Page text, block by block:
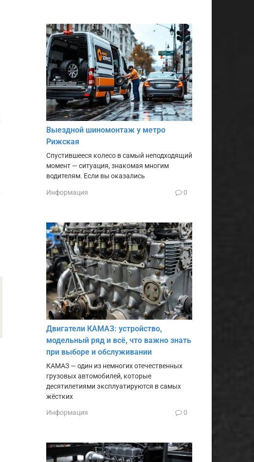
Выездной шиномонтаж у метро
Рижская
Спустившееся колесо в самый неподходящий
момент — ситуация, знакомая многим
водителям. Если вы оказались
Информация 0
Двигатели КАМАЗ: устройство,
модельный ряд и всё, что важно знать
при выборе и обслуживании
КАМАЗ — один из немногих отечественных
грузовых автомобилей, которые
десятилетиями эксплуатируются в самых
жёстких
Информация 0